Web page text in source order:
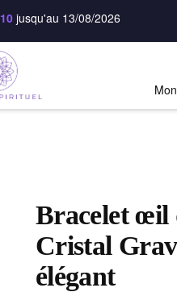
jusqu'au 13/08/2026
Bracelet œil
Cristal
élégant